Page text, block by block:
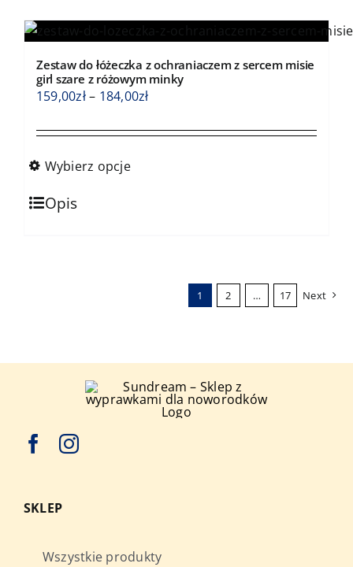
wariantów.
można
wybrać
stronie
produktu
Zestaw do łóżeczka z ochraniaczem z sercem misie
girl szare z różowym minky
159,00zł– 184,00złZakres
od
Wybierz opcje
Ten
produkt
na
produktu
Opis
1 2 … 17 Next
SKLEP
Wszystkie produkty